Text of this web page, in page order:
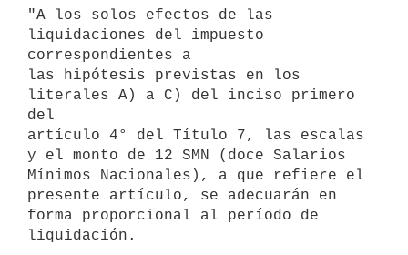
"A los solos efectos de las
liquidaciones del impuesto
correspondientes a
las hipótesis previstas en los
literales A) a C) del inciso primero
del
artículo 4° del Título 7, las escalas
y el monto de 12 SMN (doce Salarios
Mínimos Nacionales), a que refiere el
presente artículo, se adecuarán en
forma proporcional al período de
liquidación.